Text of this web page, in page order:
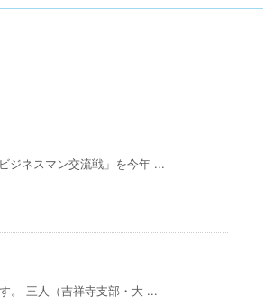
ジネスマン交流戦」を今年 ...
。 三人（吉祥寺支部・大 ...